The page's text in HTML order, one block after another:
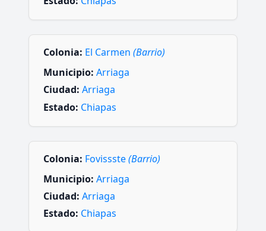
Colonia: El Carmen (Barrio)
Municipio: Arriaga
Ciudad: Arriaga
Estado: Chiapas
Colonia: Fovissste(Barrio)
Municipio: Arriaga
Ciudad: Arriaga
Estado: Chiapas